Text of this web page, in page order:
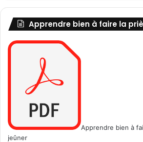
Apprendre bien à faire la
Apprendre bien à
jeûner